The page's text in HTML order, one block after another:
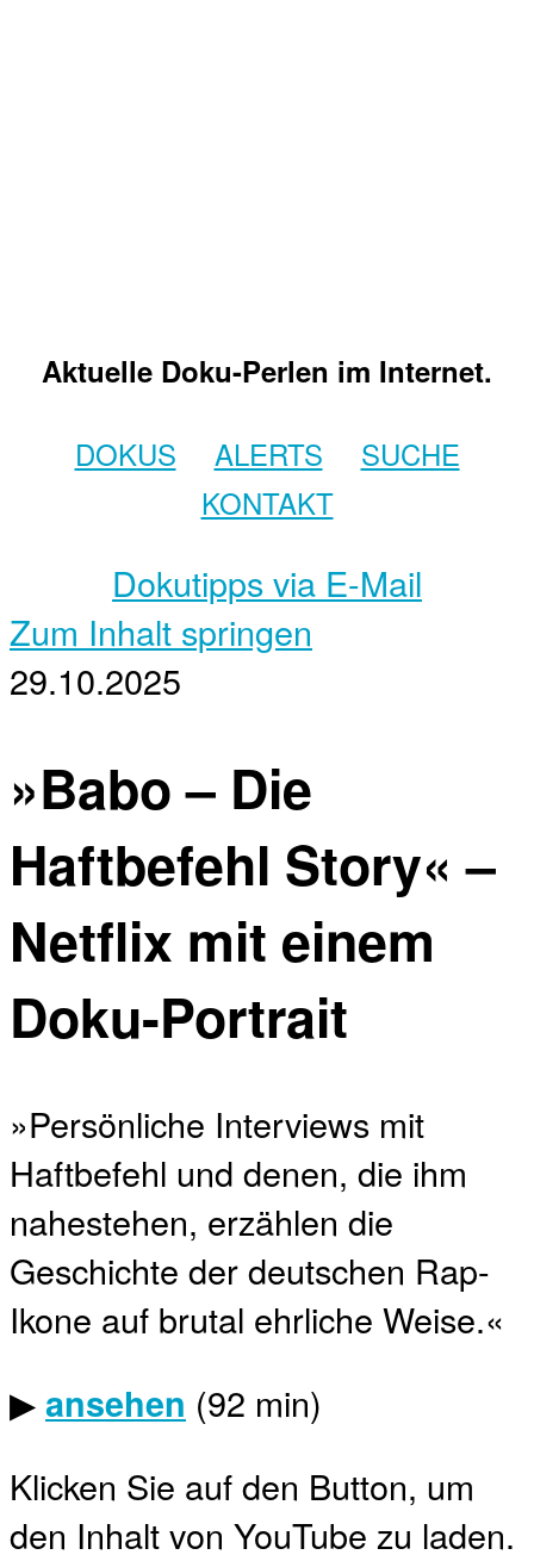
Aktuelle Doku-Perlen im Internet.
DOKUS ALERTS
SUCHE
KONTAKT
Dokutipps via E-Mail
Zum Inhalt springen
29.10.2025
»Babo – Die
Haftbefehl Story« –
Netflix mit einem
Doku-Portrait
»Persönliche Interviews mit
Haftbefehl und denen, die ihm
nahestehen, erzählen die
Geschichte der deutschen Rap-
Ikone auf brutal ehrliche Weise.«
▶ansehen (92 min)
Klicken Sie auf den Button, um
den Inhalt von YouTube zu laden.